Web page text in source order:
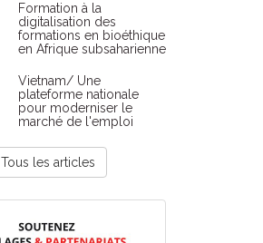
Formation à la
digitalisation des
formations en bioéthique
en Afrique subsaharienne
Vietnam/ Une
plateforme nationale
pour moderniser le
marché de l'emploi
Tous les articles